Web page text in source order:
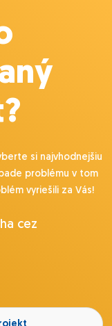
si najvhodnejšiu
problému v tom
vyriešili za Vás!
cez